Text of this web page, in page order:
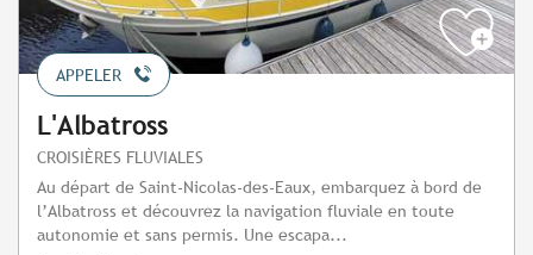
APPELER
L'Albatross
CROISIÈRES FLUVIALES
Au départ de Saint-Nicolas-des-Eaux, embarquez à bord de
l’Albatross et découvrez la navigation fluviale en toute
autonomie et sans permis. Une escapa...